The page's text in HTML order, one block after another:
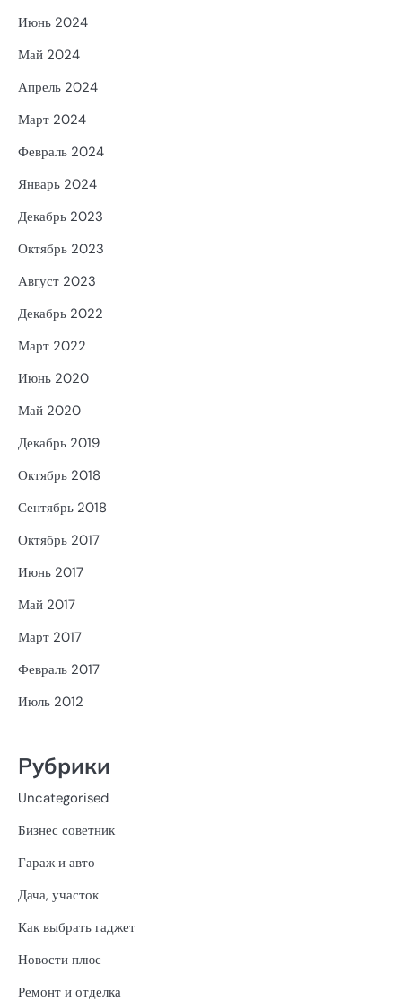
Июнь 2024
Май 2024
Апрель 2024
Март 2024
Февраль 2024
Январь 2024
Декабрь 2023
Октябрь 2023
Август 2023
Декабрь 2022
Март 2022
Июнь 2020
Май 2020
Декабрь 2019
Октябрь 2018
Сентябрь 2018
Октябрь 2017
Июнь 2017
Май 2017
Март 2017
Февраль 2017
Июль 2012
Рубрики
Uncategorised
Бизнес советник
Гараж и авто
Дача, участок
Как выбрать гаджет
Новости плюс
Ремонт и отделка